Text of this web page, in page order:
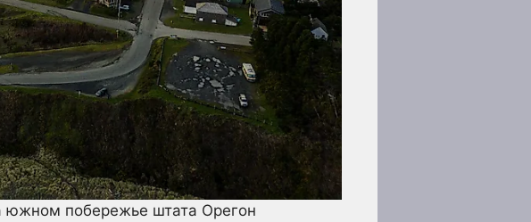
южном побережье штата Орегон